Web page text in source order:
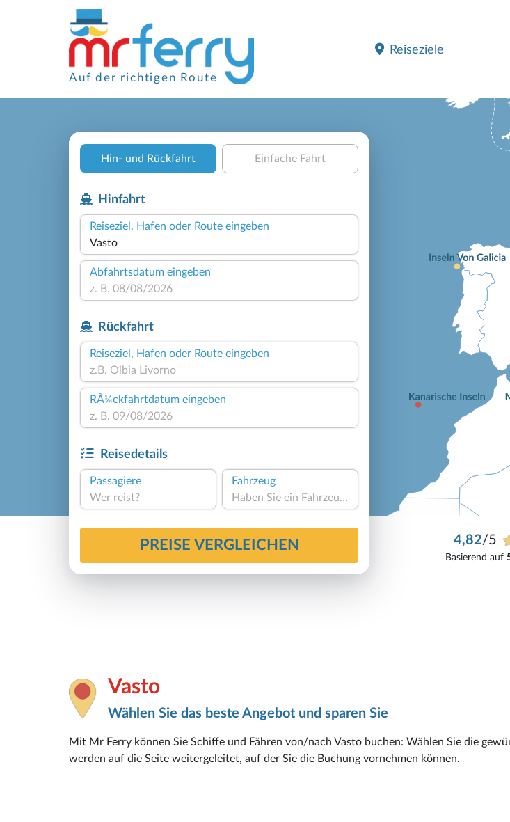
Auf der richtigen Route
Reiseziele
Hin- und Rückfahrt Einfache Fahrt
Hinfahrt
Reiseziel, Hafen oder Route eingeben
Abfahrtsdatum eingeben
Rückfahrt
Reiseziel, Hafen oder Route eingeben
RÃ¼ckfahrtdatum eingeben
Reisedetails
Passagiere
Wer reist?
Fahrzeug
Haben Sie ein Fahrzeug?
PREISE VERGLEICHEN 4,82/5
Basierend auf
Vasto
Wählen Sie das beste Angebot und sparen Sie
Mit Mr Ferry können Sie Schiffe und Fähren von/nach Vasto buchen: Wählen Sie die
werden auf die Seite weitergeleitet, auf der Sie die Buchung vornehmen können.